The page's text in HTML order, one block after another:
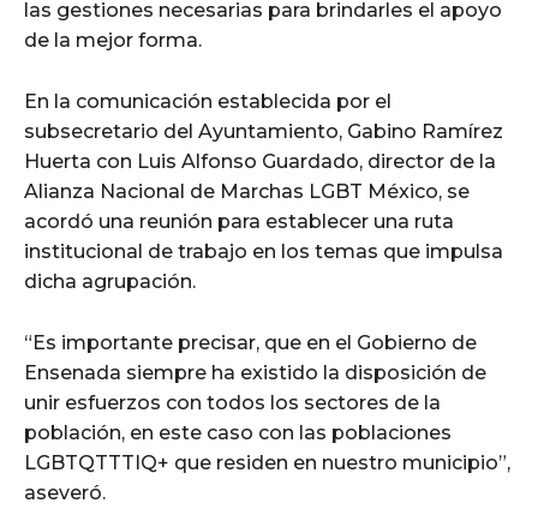
las gestiones necesarias para brindarles el apoyo
de la mejor forma.
En la comunicación establecida por el
subsecretario del Ayuntamiento, Gabino Ramírez
Huerta con Luis Alfonso Guardado, director de la
Alianza Nacional de Marchas LGBT México, se
acordó una reunión para establecer una ruta
institucional de trabajo en los temas que impulsa
dicha agrupación.
“Es importante precisar, que en el Gobierno de
Ensenada siempre ha existido la disposición de
unir esfuerzos con todos los sectores de la
población, en este caso con las poblaciones
LGBTQTTTIQ+ que residen en nuestro municipio”,
aseveró.